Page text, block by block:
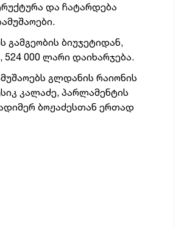
და ჩატარდება
გამგეობის ბიუჯეტიდან,
000 ლარი დაიხარჯება.
გლდანის რაიონის
კალაძე, პარლამენტის
ბოჟაძესთან ერთად